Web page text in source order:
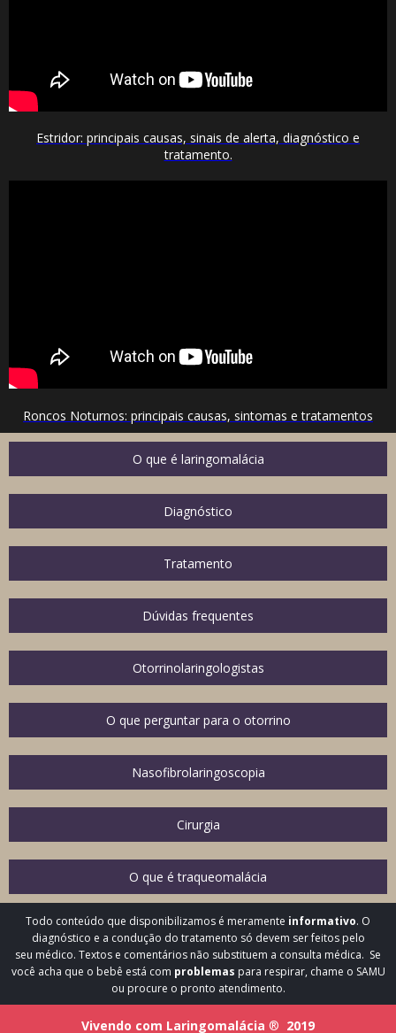
Estridor: principais causas, sinais de alerta, diagnóstico e
tratamento.
Roncos Noturnos: principais causas, sintomas e tratamentos
O que é laringomalácia
Diagnóstico
Tratamento
Dúvidas frequentes
Otorrinolaringologistas
O que perguntar para o otorrino
Nasofibrolaringoscopia
Cirurgia
O que é traqueomalácia
Todo conteúdo que disponibilizamos é meramente informativo. O
diagnóstico e a condução do tratamento só devem ser feitos pelo
seu médico. Textos e comentários não substituem a consulta médica. Se
você acha que o bebê está com problemas para respirar, chame o SAMU
ou procure o pronto atendimento.
Vivendo com Laringomalácia ® 2019